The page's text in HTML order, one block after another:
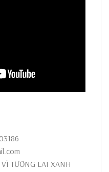
TƯƠNG LAI XANH